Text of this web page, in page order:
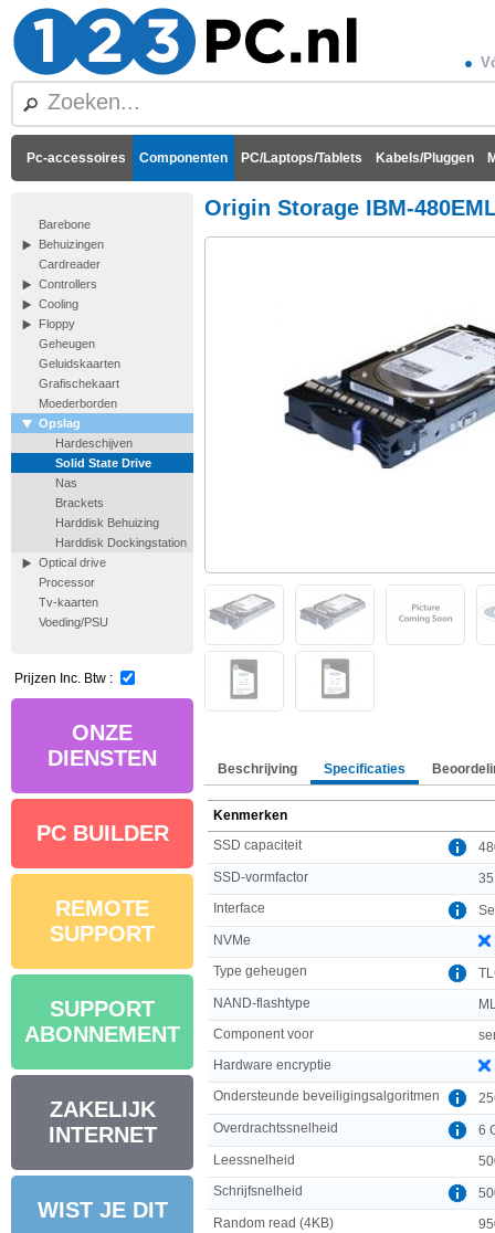
Pc-accessoires Componenten PC/Laptops/Tablets Kabels/Pluggen
Barebone
Behuizingen
Cardreader
Controllers
Cooling
Floppy
Geheugen
Geluidskaarten
Grafischekaart
Moederborden
Opslag
Hardeschijven
Solid State Drive
Nas
Brackets
Harddisk Behuizing
Harddisk Dockingstation
Optical drive
Processor
Tv-kaarten
Voeding/PSU
Prijzen Inc. Btw :
ONZE
DIENSTEN
PC BUILDER
REMOTE
SUPPORT
SUPPORT
ABONNEMENT
ZAKELIJK
INTERNET
WIST JE DIT
Origin Storage IBM-
Beschrijving Specificaties
Kenmerken
SSD capaciteit
SSD-vormfactor
35
Interface
NVMe
Type geheugen
NAND-flashtype
Component voor
Hardware encryptie
Ondersteunde beveiligingsalgoritmen
Overdrachtssnelheid
6
Leessnelheid
Schrijfsnelheid
Random read (4KB)